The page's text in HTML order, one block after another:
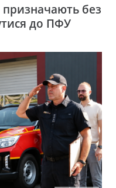
призначають без
до ПФУ